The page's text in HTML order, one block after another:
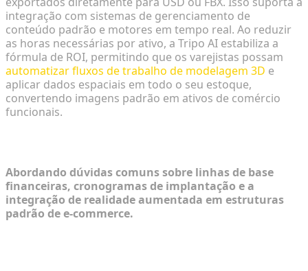
integração com sistemas de gerenciamento de
conteúdo padrão e motores em tempo real. Ao reduzir
as horas necessárias por ativo, a Tripo AI estabiliza a
fórmula de ROI, permitindo que os varejistas possam
automatizar fluxos de trabalho de modelagem 3D e
aplicar dados espaciais em todo o seu estoque,
convertendo imagens padrão em ativos de comércio
funcionais.
Abordando dúvidas comuns sobre linhas de base
financeiras, cronogramas de implantação e a
integração de realidade aumentada em estruturas
padrão de e-commerce.